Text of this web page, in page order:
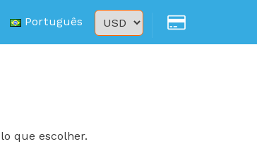
Português
que escolher.